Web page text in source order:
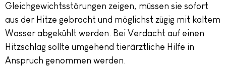
Gleichgewichtsstörungen zeigen, müssen sie sofort
aus der Hitze gebracht und möglichst zügig mit kaltem
Wasser abgekühlt werden. Bei Verdacht auf einen
Hitzschlag sollte umgehend tierärztliche Hilfe in
Anspruch genommen werden.